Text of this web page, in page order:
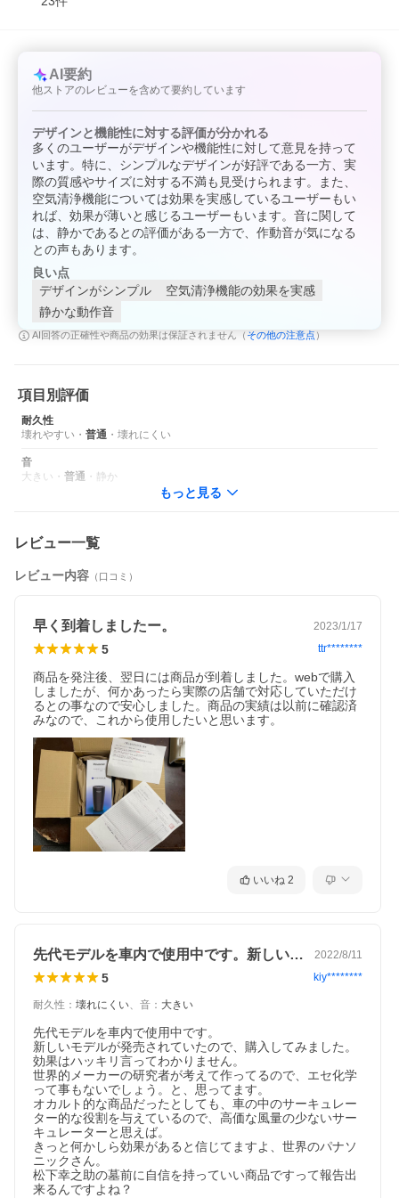
AI要約
他ストアのレビューを含めて要約しています
デザインと機能性に対する評価が分かれる
多くのユーザーがデザインや機能性に対して意見を持って
います。特に、シンプルなデザインが好評である一方、実
際の質感やサイズに対する不満も見受けられます。また、
空気清浄機能については効果を実感しているユーザーもい
れば、効果が薄いと感じるユーザーもいます。音に関して
は、静かであるとの評価がある一方で、作動音が気になる
との声もあります。
良い点
デザインがシンプル
空気清浄機能の効果を実感
静かな動作音
AI回答の正確性や商品の効果は保証されません（ その他の注意点 ）
項目別評価
耐久性
壊れやすい ・ 普通 ・ 壊れにくい
音
大きい ・ 普通 ・ 静か
もっと見る
レビュー一覧
レビュー内容 （口コミ）
早く到着しましたー。 2023/1/17
5 ttr********
商品を発注後、翌日には商品が到着しました。webで購入
しましたが、何かあったら実際の店舗で対応していただけ
るとの事なので安心しました。商品の実績は以前に確認済
みなので、これから使用したいと思います。
いいね 2
先代モデルを車内で使用中です。新しいモ… 2022/8/11
5 kiy********
耐久性 ： 壊れにくい、 音 ： 大きい
先代モデルを車内で使用中です。
新しいモデルが発売されていたので、購入してみました。
効果はハッキリ言ってわかりません。
世界的メーカーの研究者が考えて作ってるので、エセ化学
って事もないでしょう。と、思ってます。
オカルト的な商品だったとしても、車の中のサーキュレー
ター的な役割を与えているので、高価な風量の少ないサー
キュレーターと思えば。
きっと何かしら効果があると信じてますよ、世界のパナソ
ニックさん。
松下幸之助の墓前に自信を持っていい商品ですって報告出
来るんですよね？